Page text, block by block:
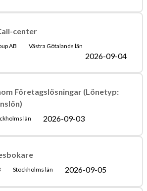
center
AB Västra Götalands län
2026-09-04
Företagslösningar (Lönetyp:
län 2026-09-03
Stockholms län 2026-09-05